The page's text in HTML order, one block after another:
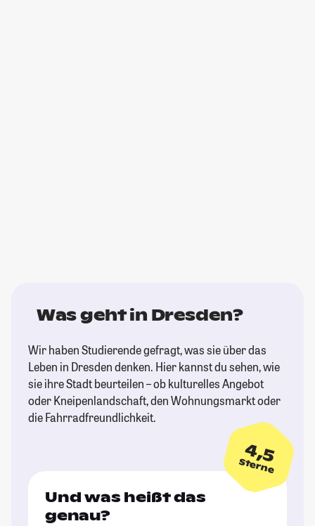
Was geht in Dresden?
Wir haben Studierende gefragt, was sie über das
Leben in Dresden denken. Hier kannst du sehen, wie
sie ihre Stadt beurteilen – ob kulturelles Angebot
oder Kneipenlandschaft, den Wohnungsmarkt oder
die Fahrradfreundlichkeit.
4,5
Sterne
Und was heißt das
genau?